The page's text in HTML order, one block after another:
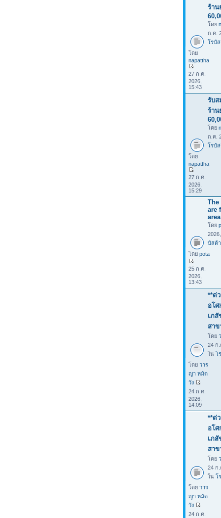
ร้าน
โดย
ก.ค.
โรบั
โดย
napattha
27 ก.ค.
2026,
15:43
รับส
ร้าน
โดย
ก.ค.
โรบั
โดย
napattha
27 ก.ค.
2026,
15:29
are
area
โดย
บัสต้า
โดย pota
25 ก.ค.
2026,
13:43
**ด่
อโ
เภสั
สาข
โดย
24 ก.
ใน โ
โดย วาร
ญา หมัด
วัง
24 ก.ค.
2026,
14:09
**ด่
อโ
เภสั
สาข
โดย
24 ก.
ใน โ
โดย วาร
ญา หมัด
วัง
24 ก.ค.